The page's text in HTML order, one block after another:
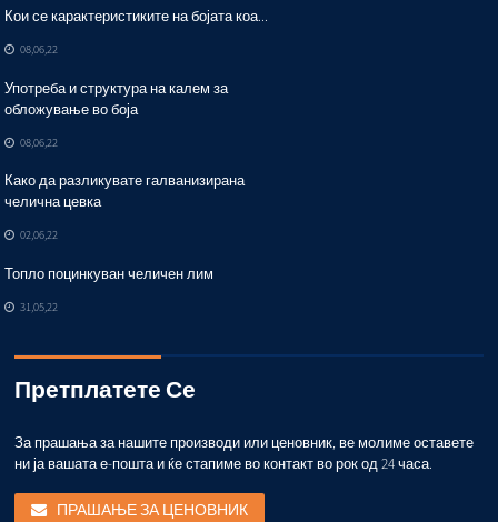
Кои се карактеристиките на бојата коа...
08,06,22
Употреба и структура на калем за
обложување во боја
08,06,22
Како да разликувате галванизирана
челична цевка
02,06,22
Топло поцинкуван челичен лим
31,05,22
Претплатете Се
За прашања за нашите производи или ценовник, ве молиме оставете
ни ја вашата е-пошта и ќе стапиме во контакт во рок од 24 часа.
ПРАШАЊЕ ЗА ЦЕНОВНИК